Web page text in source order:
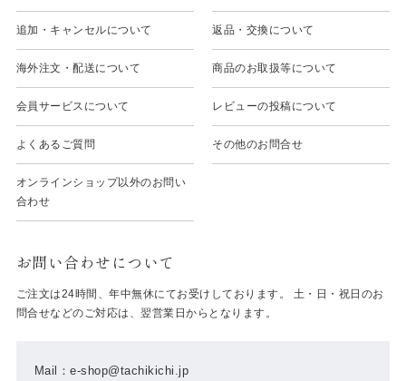
追加・キャンセルについて 返品・交換について
海外注文・配送について 商品のお取扱等について
会員サービスについて レビューの投稿について
よくあるご質問 その他のお問合せ
オンラインショップ以外のお問い
合わせ
お問い合わせについて
Mail：e-shop@tachikichi.jp
ご注文は24時間、年中無休にてお受けしております。 土・日・祝日のお
問合せなどのご対応は、翌営業日からとなります。